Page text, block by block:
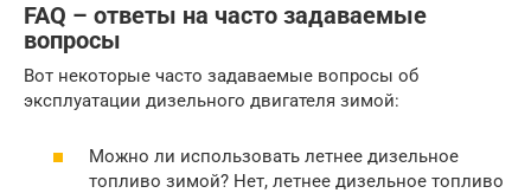
FAQ – ответы на часто задаваемые
вопросы
Вот некоторые часто задаваемые вопросы об
эксплуатации дизельного двигателя зимой:
Можно ли использовать летнее дизельное
топливо зимой? Нет, летнее дизельное топливо